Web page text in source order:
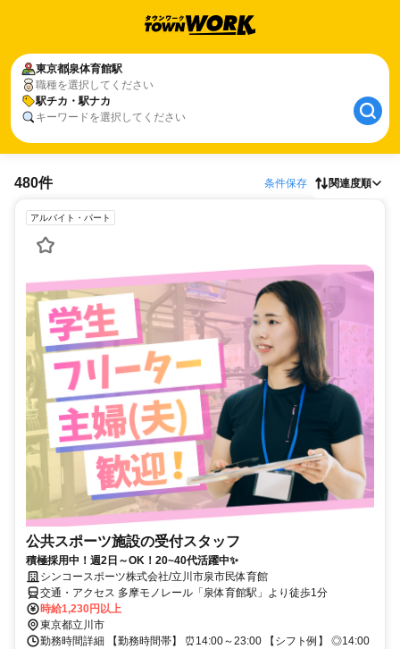
東京都泉体育館駅
職種を選択してください
駅チカ・駅ナカ
キーワードを選択してください
480件 条件保存 関連度順
アルバイト・パート
公共スポーツ施設の受付スタッフ
積極採用中！週2日～OK！20~40代活躍中✨
シンコースポーツ株式会社/立川市泉市民体育館
交通・アクセス 多摩モノレール「泉体育館駅」より徒歩1分
時給1,230円以上
東京都立川市
勤務時間詳細 【勤務時間帯】 ⏰14:00～23:00 【シフト例】 ◎14:00